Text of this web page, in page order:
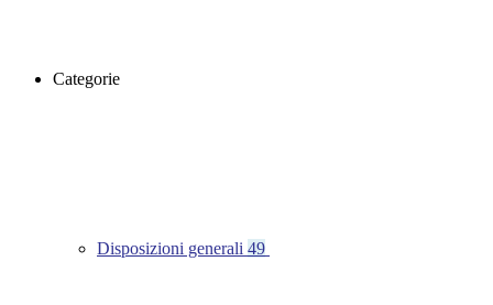
Categorie
Disposizioni generali 49